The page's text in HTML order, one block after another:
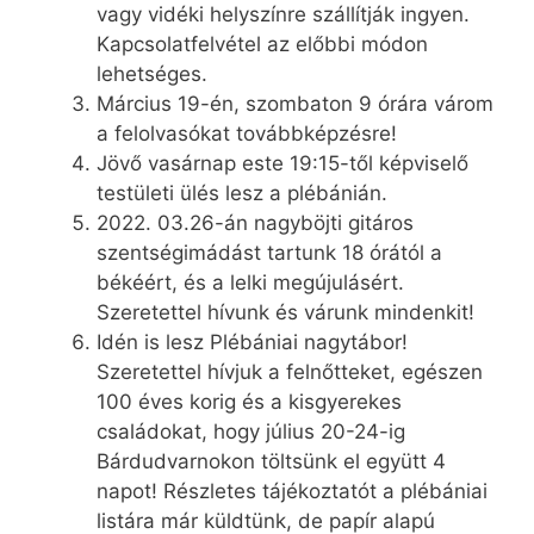
vagy vidéki helyszínre szállítják ingyen.
Kapcsolatfelvétel az előbbi módon
lehetséges.
Március 19-én, szombaton 9 órára várom
a felolvasókat továbbképzésre!
Jövő vasárnap este 19:15-től képviselő
testületi ülés lesz a plébánián.
2022. 03.26-án nagyböjti gitáros
szentségimádást tartunk 18 órától a
békéért, és a lelki megújulásért.
Szeretettel hívunk és várunk mindenkit!
Idén is lesz Plébániai nagytábor!
Szeretettel hívjuk a felnőtteket, egészen
100 éves korig és a kisgyerekes
családokat, hogy július 20-24-ig
Bárdudvarnokon töltsünk el együtt 4
napot! Részletes tájékoztatót a plébániai
listára már küldtünk, de papír alapú